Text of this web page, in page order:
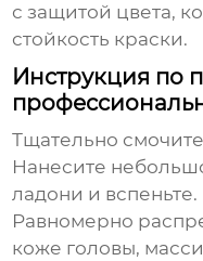
с защитой цвета,
стойкость краски.
Инструкция по
Тщательно
Нанесите
ладони и вспеньте.
Равномерно
коже головы,